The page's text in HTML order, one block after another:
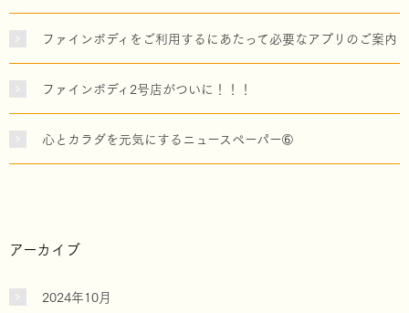
ファインボディをご利用するにあたって必要なアプリのご案内
ファインボディ2号店がついに！！！
心とカラダを元気にするニュースペーパー➅
アーカイブ
2024年10月